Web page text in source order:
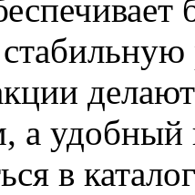
а удобный
в